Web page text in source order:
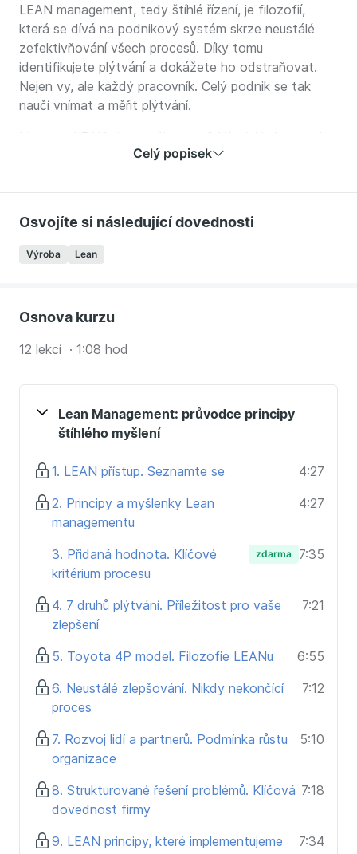
LEAN management, tedy štíhlé řízení, je filozofií,
která se dívá na podnikový systém skrze neustálé
zefektivňování všech procesů. Díky tomu
identifikujete plýtvání a dokážete ho odstraňovat.
Nejen vy, ale každý pracovník. Celý podnik se tak
naučí vnímat a měřit plýtvání.
Mantrou LEANu je „naučit to každého“. Na kurzu vám
pomůžeme pochopit myšlenky leanu a jejich podstatu.
náklady, ale za kvalitu, kterou požaduje.
Optikou LEANu se podíváme na společnost jako na
procesní organizaci s procesními toky, nutností
zviditelňování problémů a sílou pilířů neustálého
Kurz vám pomůže:
změnit své návyky
identifikovat příležitosti pro zlepšování, aby se
stalo Vaším denním chlebem
změnit způsob organizace práce
vytvořit si prostor na to důležité (rozvoj týmu,
zlepšování, strategii)
vytvořit si strategii pro další rozvoj
Kurz je určený pro:
mistry a vedoucí ve výrobě, kteří chtějí posunout
činnost svých týmů
každého, kdo máte chuť se něco naučit, něco
změnit
všechny, kteří chtějí aktivovat své týmy a změnit
Celý popisek
Osvojíte si následující dovednosti
Výroba Lean
Osnova kurzu
12 lekcí · 1:08 hod
Lean Management: průvodce principy
štíhlého myšlení
1. LEAN přístup. Seznamte se
4:27
2. Principy a myšlenky Lean
managementu
4:27
3. Přidaná hodnota. Klíčové
kritérium procesu
zdarma 7:35
4. 7 druhů plýtvání. Příležitost pro vaše
zlepšení
7:21
5. Toyota 4P model. Filozofie LEANu
6:55
6. Neustálé zlepšování. Nikdy nekončící
proces
7:12
7. Rozvoj lidí a partnerů. Podmínka růstu
organizace
5:10
8. Strukturované řešení problémů. Klíčová
dovednost firmy
7:18
9. LEAN principy, které implementujeme
7:34